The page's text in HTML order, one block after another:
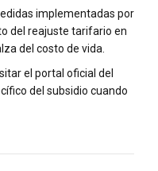
implementadas por
del reajuste tarifario en
del costo de vida.
el portal oficial del
del subsidio cuando